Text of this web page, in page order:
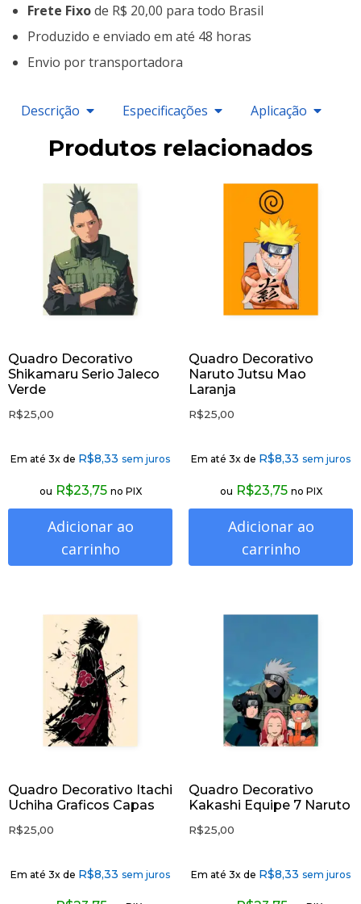
Frete Fixode R$ 20,00 para todo Brasil
Produzido e enviado em até 48 horas
Envio por transportadora
Descrição Especificações Aplicação
Produtos relacionados
Quadro Decorativo
Shikamaru Serio Jaleco
Verde
R$25,00
Em até 3x de R$8,33 sem juros
ou R$23,75 no PIX
Adicionar ao
carrinho
Quadro Decorativo
Naruto Jutsu Mao
Laranja
R$25,00
Em até 3x de R$8,33 sem juros
ou R$23,75 no PIX
Adicionar ao
carrinho
Quadro Decorativo Itachi
Uchiha Graficos Capas
R$25,00
Em até 3x de R$8,33 sem juros
Quadro Decorativo
Kakashi Equipe 7 Naruto
R$25,00
Em até 3x de R$8,33 sem juros